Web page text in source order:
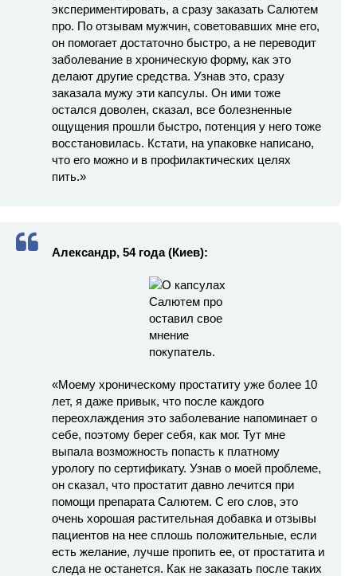
экспериментировать, а сразу заказать Салютем
про. По отзывам мужчин, советовавших мне его,
он помогает достаточно быстро, а не переводит
заболевание в хроническую форму, как это
делают другие средства. Узнав это, сразу
заказала мужу эти капсулы. Он ими тоже
остался доволен, сказал, все болезненные
ощущения прошли быстро, потенция у него тоже
восстановилась. Кстати, на упаковке написано,
что его можно и в профилактических целях
пить.»
Александр, 54 года (Киев):
«Моему хроническому простатиту уже более 10
лет, я даже привык, что после каждого
переохлаждения это заболевание напоминает о
себе, поэтому берег себя, как мог. Тут мне
выпала возможность попасть к платному
урологу по сертификату. Узнав о моей проблеме,
он сказал, что простатит давно лечится при
помощи препарата Салютем. С его слов, это
очень хорошая растительная добавка и отзывы
пациентов на нее сплошь положительные, если
есть желание, лучше пропить ее, от простатита и
следа не останется. Как не заказать после таких